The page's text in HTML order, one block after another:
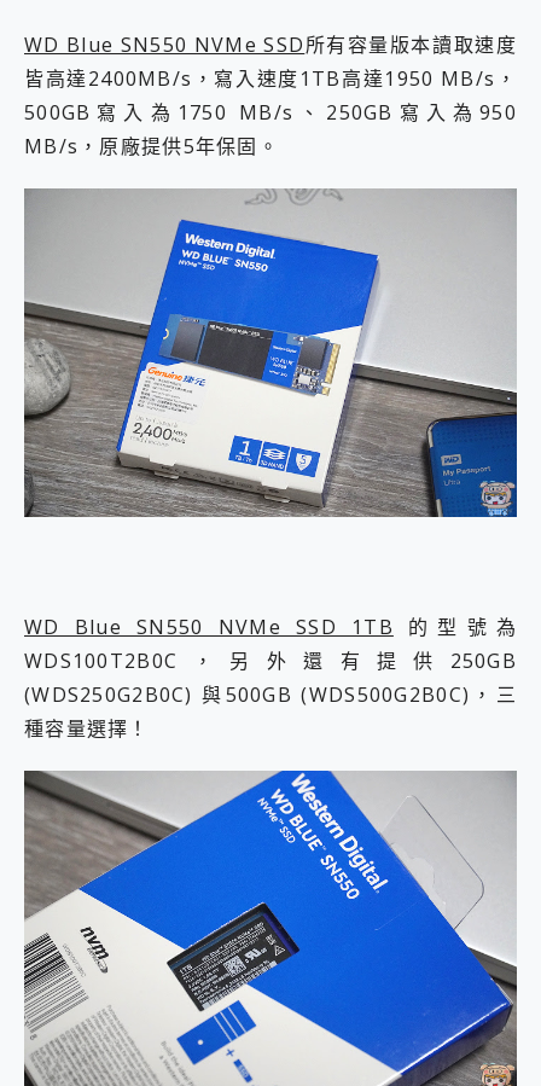
WD Blue SN550 NVMe SSD所有容量版本讀取速度
皆高達2400MB/s，寫入速度1TB高達1950 MB/s，
500GB寫入為1750 MB/s、250GB寫入為950
MB/s，原廠提供5年保固。
WD Blue SN550 NVMe SSD 1TB 的型號為
WDS100T2B0C，另外還有提供250GB
(WDS250G2B0C) 與500GB (WDS500G2B0C)，三
種容量選擇！